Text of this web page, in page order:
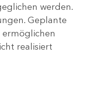
werden.
Geplante
ermöglichen
realisiert